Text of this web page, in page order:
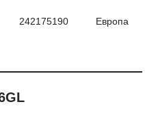
242175190 Европа